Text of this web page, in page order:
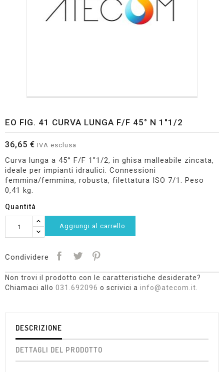
EO FIG. 41 CURVA LUNGA F/F 45° N 1"1/2
36,65 € IVA esclusa
Curva lunga a 45° F/F 1"1/2, in ghisa malleabile zincata,
ideale per impianti idraulici. Connessioni
femmina/femmina, robusta, filettatura ISO 7/1. Peso
0,41 kg.
Quantità
Aggiungi al carrello
Condividere
Non trovi il prodotto con le caratteristiche desiderate?
Chiamaci allo 031.692096 o scrivici a info@atecom.it
DESCRIZIONE
DETTAGLI DEL PRODOTTO